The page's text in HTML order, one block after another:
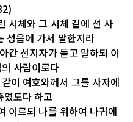
시체와 그 시체 곁에 선 사
성읍에 가서 말한지라
간 선지자가 듣고 말하되 이
사람이로다
이 여호와께서 그를 사자에
였도다 하고
이르되 나를 위하여 나귀에